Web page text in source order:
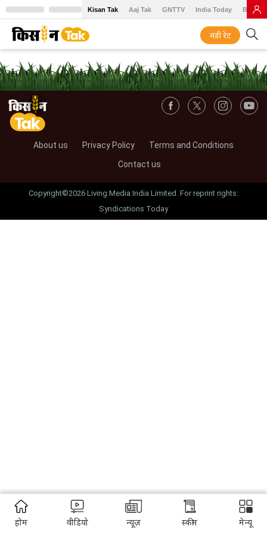
Kisan Tak Aaj Tak GNTTV India Today BT
मंडी रेट
About us Privacy Policy
Terms and Conditions
Contact us
Copyright©2026 Living Media India Limited. For reprint rights:
Syndications Today
होम वीडियो न्यूज़ स्कीम मेन्यू